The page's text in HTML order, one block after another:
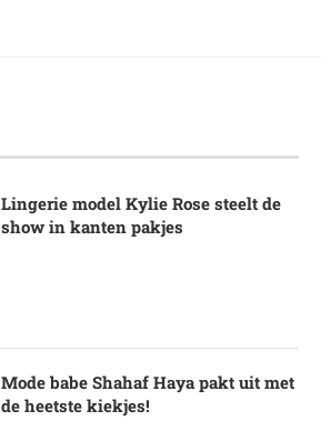
Lingerie model Kylie Rose steelt de
show in kanten pakjes
Mode babe Shahaf Haya pakt uit met
de heetste kiekjes!